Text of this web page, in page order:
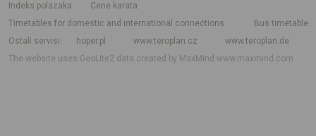
indeks polazaka
Cene karata
Timetables for domestic and international connections
Bus timetable
Ostali servisi
hoper.pl www.teroplan.cz
www.teroplan.de
The website uses GeoLite2 data created by MaxMindwww.maxmind.com